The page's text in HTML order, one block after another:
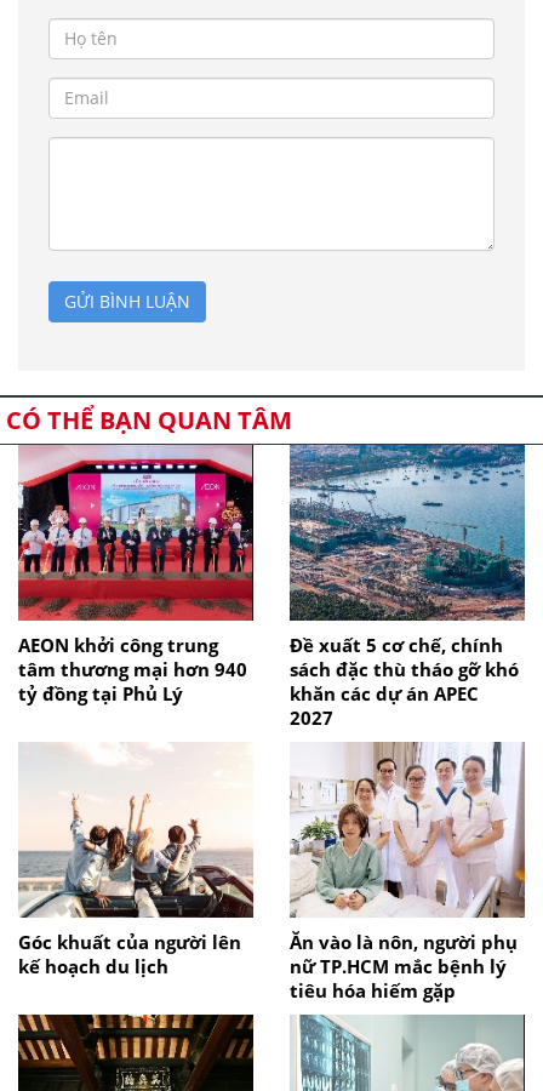
GỬI BÌNH LUẬN
CÓ THỂ BẠN QUAN TÂM
AEON khởi công trung
tâm thương mại hơn 940
tỷ đồng tại Phủ Lý
Đề xuất 5 cơ chế, chính
sách đặc thù tháo gỡ khó
khăn các dự án APEC
2027
Góc khuất của người lên
kế hoạch du lịch
Ăn vào là nôn, người phụ
nữ TP.HCM mắc bệnh lý
tiêu hóa hiếm gặp